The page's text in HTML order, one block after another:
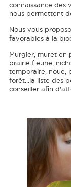
connaissance des
nous permettent
Nous vous
favorables à la
Murgier, muret en
prairie fleurie,
temporaire, noue,
forêt...la liste des
conseiller afin